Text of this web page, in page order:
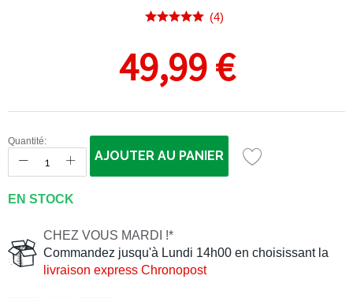
(4)
49,99 €
Quantité:
AJOUTER AU PANIER
EN STOCK
CHEZ VOUS MARDI !*
Commandez jusqu'à Lundi 14h00 en choisissant la
livraison express Chronopost